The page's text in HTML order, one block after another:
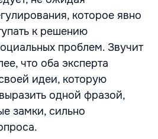
которое явно
к решению
проблем. Звучит
что оба эксперта
идеи, которую
одной фразой,
замки, сильно